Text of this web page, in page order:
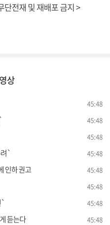
전재 및 재배포 금지 >
상
45:48
45:48
45:48
` 45:48
인하 권고 45:48
45:48
` 45:48
듣는다 45:48